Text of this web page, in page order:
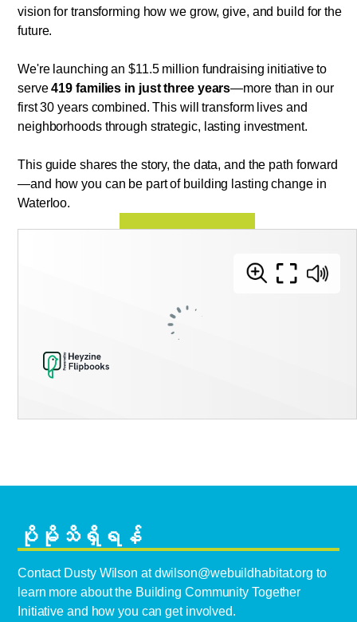
vision for transforming how we grow, give, and build for the
future.
We're launching an $11.5 million fundraising initiative to
serve419 families in just three years—more than in our
first 30 years combined. This will transform lives and
neighborhoods through strategic, lasting investment.
This guide shares the story, the data, and the path forward
—and how you can be part of building lasting change in
Waterloo.
ပိုမိုသိရှိရန်
Contact Dusty Wilson atdwilson@webuildhabitat.org to
learn more about the Building Community Together
Initiative and how you can get involved.